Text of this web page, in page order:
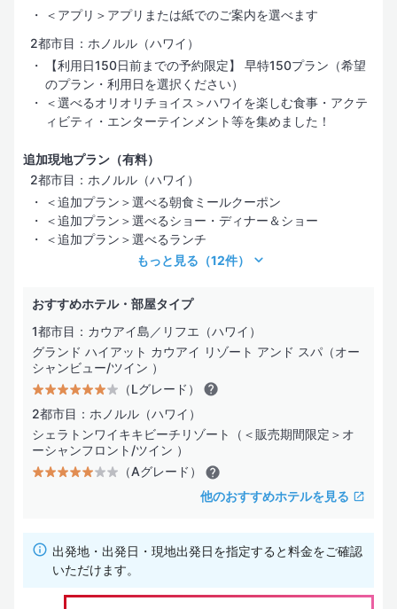
＜アプリ＞アプリまたは紙でのご案内を選べます
2都市目：ホノルル（ハワイ）
【利用日150日前までの予約限定】 早特150プラン（希望
のプラン・利用日を選択ください）
＜選べるオリオリチョイス＞ハワイを楽しむ食事・アクテ
ィビティ・エンターテインメント等を集めました！
追加現地プラン（有料）
2都市目：ホノルル（ハワイ）
＜追加プラン＞選べる朝食ミールクーポン
＜追加プラン＞選べるショー・ディナー＆ショー
＜追加プラン＞選べるランチ
もっと見る （12件）
おすすめホテル・部屋タイプ
1都市目：カウアイ島／リフエ（ハワイ）
グランド ハイアット カウアイ リゾート アンド スパ（オー
シャンビュー/ツイン ）
（Lグレード）
2都市目：ホノルル（ハワイ）
シェラトンワイキキビーチリゾート（＜販売期間限定＞オ
ーシャンフロント/ツイン ）
（Aグレード）
他のおすすめホテルを見る
出発地・出発日・現地出発日を指定すると料金をご確認
いただけます。